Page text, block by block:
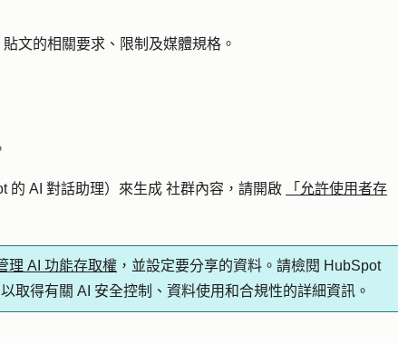
文的相關要求、限制及媒體規格。
的 AI 對話助理） 來生成 社群內容， 請開啟
「允許使用者存
理 AI 功能存取權 ，並設定要分享的資料。請檢閱 HubSpot
以取得有關 AI 安全控制、資料使用和合規性的詳細資訊。